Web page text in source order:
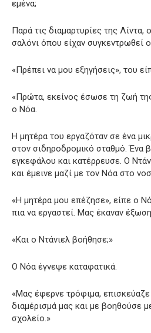
εμένα;
Παρά τις διαμαρτυρίες της
σαλόνι όπου είχαν συγκεντρωθεί
«Πρέπει να μου εξηγήσεις», του
«Πρώτα, εκείνος έσωσε τη ζωή
ο Νόα.
Η μητέρα του εργαζόταν σε ένα
στον σιδηροδρομικό σταθμό. Ένα
εγκεφάλου και κατέρρευσε. Ο
και έμεινε μαζί με τον Νόα στο
«Η μητέρα μου επέζησε», είπε ο
πια να εργαστεί. Μας έκαναν
«Και ο Ντάνιελ βοήθησε;»
Ο Νόα έγνεψε καταφατικά.
«Μας έφερνε τρόφιμα,
διαμέρισμά μας και με βοηθούσε
σχολείο.»